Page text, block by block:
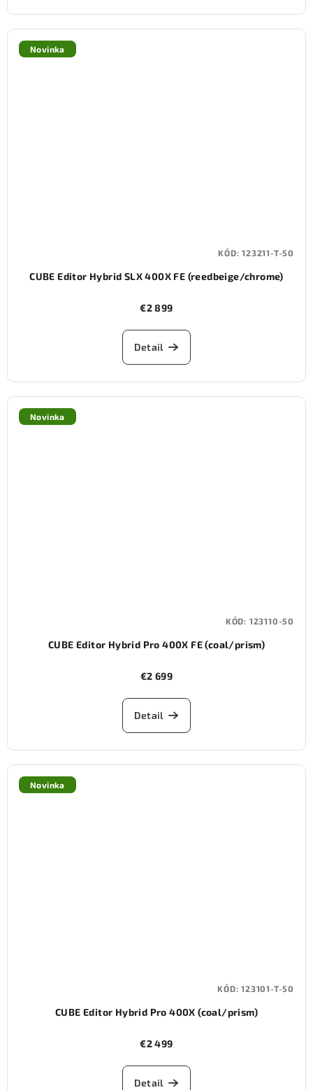
Novinka
CUBE Editor Hybrid SLX 400X FE (reedbeige/chrome)
€2 899
Detail
KÓD:123211-T-50
Novinka
CUBE Editor Hybrid Pro 400X FE (coal/prism)
€2 699
Detail
KÓD: 123110-50
Novinka
CUBE Editor Hybrid Pro 400X (coal/prism)
€2 499
Detail
KÓD:123101-T-50